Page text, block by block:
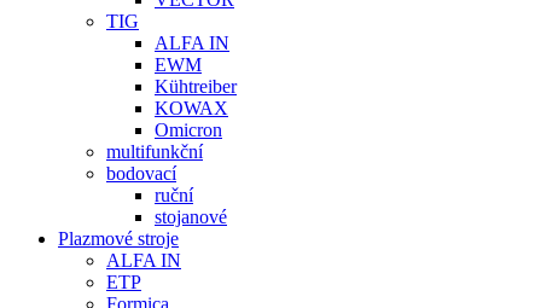
TIG
ALFA IN
EWM
Kühtreiber
KOWAX
Omicron
multifunkční
bodovací
ruční
stojanové
Plazmové stroje
ALFA IN
ETP